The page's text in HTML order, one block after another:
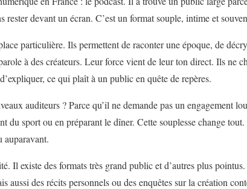
rester devant un écran. C’est un format souple, intime et
particulière. Ils permettent de raconter une époque, de
à des créateurs. Leur force vient de leur ton direct. Ils ne
ce qui plaît à un public en quête de repères.
auditeurs ? Parce qu’il ne demande pas un engagement
du sport ou en préparant le dîner. Cette souplesse change
auparavant.
Il existe des formats très grand public et d’autres plus
aussi des récits personnels ou des enquêtes sur la création